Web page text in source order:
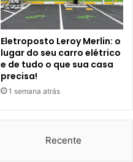
Eletroposto Leroy Merlin: o
lugar do seu carro elétrico
e de tudo o que sua casa
precisa!
1 semana atrás
Recente